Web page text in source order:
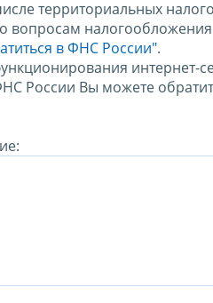
территориальных
вопросам
в ФНС России".
интернет-
России Вы можете